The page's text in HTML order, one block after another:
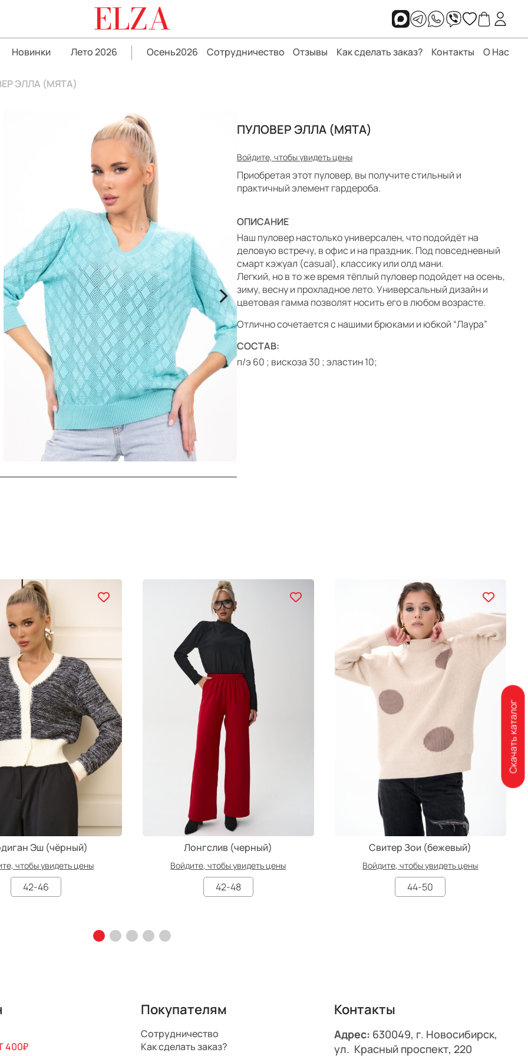
ELZA
Новинки Лето 2026 Осень2026 Сотрудничество Отзывы Как сделать заказ? Контакты О Нас
ЭЛЛА (МЯТА)
>
ПУЛОВЕР ЭЛЛА (МЯТА)
Войдите, чтобы увидеть цены
Приобретая этот пуловер, вы получите стильный и
практичный элемент гардероба.
ОПИСАНИЕ
Наш пуловер настолько универсален, что подойдёт на
деловую встречу, в офис и на праздник. Под повседневный
смарт кэжуал (casual), классику или олд мани.
Легкий, но в то же время тёплый пуловер подойдет на осень,
зиму, весну и прохладное лето. Универсальный дизайн и
цветовая гамма позволят носить его в любом возрасте.
Отлично сочетается с нашими брюками и юбкой “Лаура”
СОСТАВ:
п/э 60 ; вискоза 30 ; эластин 10;
Эш (чёрный)
чтобы увидеть цены
42-46
Лонгслив (черный)
Войдите, чтобы увидеть цены
42-48
Свитер Зои (бежевый)
Войдите, чтобы увидеть цены
44-50
400₽
Покупателям
Сотрудничество
Как сделать заказ?
Контакты
Адрес: 630049, г. Новосибирск,
ул. Красный проспект, 220
Скачать каталог